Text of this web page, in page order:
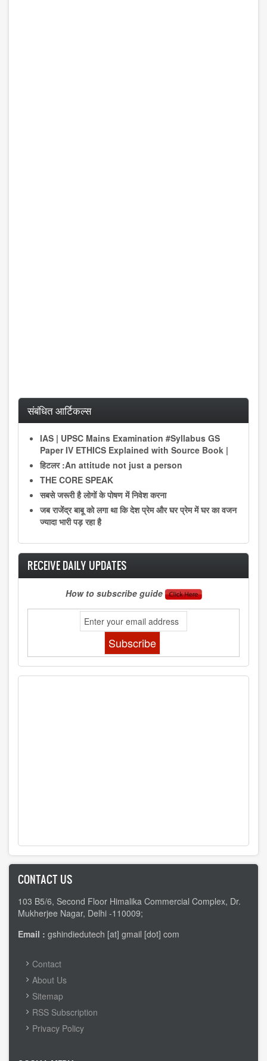
संबंधित आर्टिकल्स
IAS | UPSC Mains Examination #Syllabus GS
Paper IV ETHICS Explained with Source Book |
हिटलर :An attitude not just a person
THE CORE SPEAK
सबसे जरूरी है लोगों के पोषण में निवेश करना
जब राजेंद्र बाबू को लगा था कि देश प्रेम और घर प्रेम में घर का वजन
ज्यादा भारी पड़ रहा है
RECEIVE DAILY UPDATES
How to subscribe guide
CONTACT US
103 B5/6, Second Floor Himalika Commercial Complex, Dr.
Mukherjee Nagar, Delhi -110009;
Email : gshindiedutech [at] gmail [dot] com
FOOTER
MENU
Contact
About Us
Sitemap
RSS Subscription
Privacy Policy